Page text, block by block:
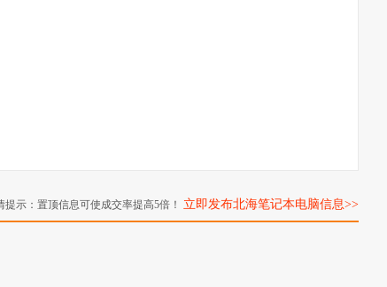
提示：置顶信息可使成交率提高5倍！ 立即发布北海笔记本电脑信息>>